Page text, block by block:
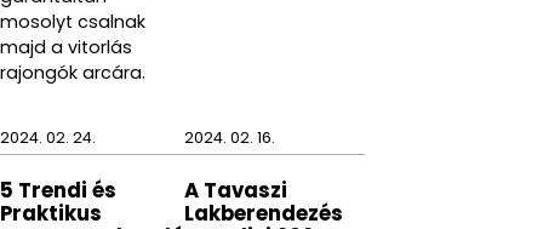
mosolyt csalnak
majd a vitorlás
rajongók arcára.
2024. 02. 24.
5 Trendi és
Praktikus
2024. 02. 16.
A Tavaszi
Lakberendezés